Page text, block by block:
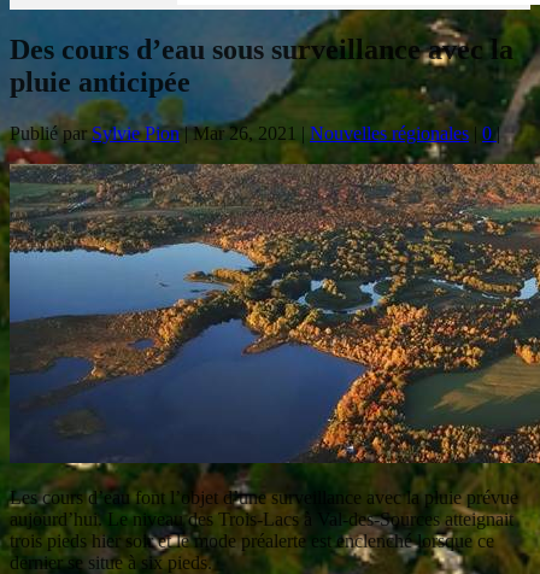
Des cours d’eau sous surveillance avec la
pluie anticipée
Publié par Sylvie Pion|Mar 26, 2021 | Nouvelles régionales | 0 |
Les cours d’eau font l’objet d’une surveillance avec la pluie prévue
aujourd’hui. Le niveau des Trois-Lacs à Val-des-Sources atteignait
trois pieds hier soir et le mode préalerte est enclenché lorsque ce
dernier se situe à six pieds.